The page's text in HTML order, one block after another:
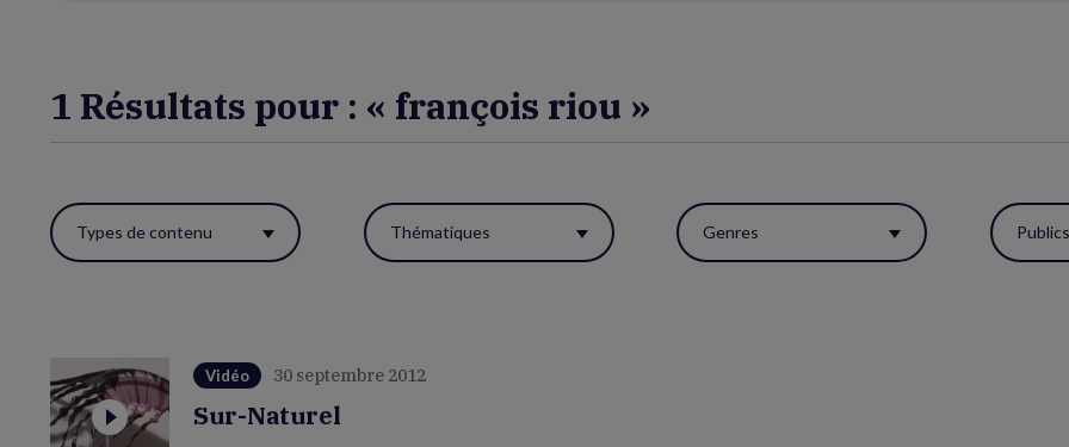
1 Résultats pour : « françois riou »
Utiliser
ces
réactualiser
la
page.
Types de contenu Thématiques Genres Publics
Vidéo 30 septembre 2012
Sur-Naturel